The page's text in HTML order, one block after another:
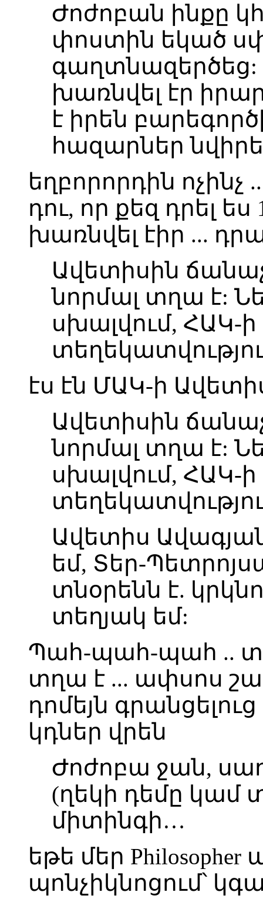
Ժոժոբան ինքը
փոստին եկած
գաղտնազերծեց:
խառնվել էր
է իրեն
հազարներ
եղբորորդին ոչինչ
դու, որ քեզ դրել
խառնվել էիր ...
Ավետիսին
նորմալ տղա է:
սխալվում, ՀԱԿ-
էս էն ՄԱԿ-ի
Ավետիսին
նորմալ տղա է:
սխալվում, ՀԱԿ-
Ավետիս
եմ, Տեր-
տնօրենն է.
տեղյակ եմ:
Պահ-պահ-պահ ..
տղա է ... ափսոս
դոմեյն
կդներ վրեն
Ժոժոբա ջան, սաղ
(ղեկի դեմը կամ
միտինգի…
եթե մեր
պոնչիկնոցում՝